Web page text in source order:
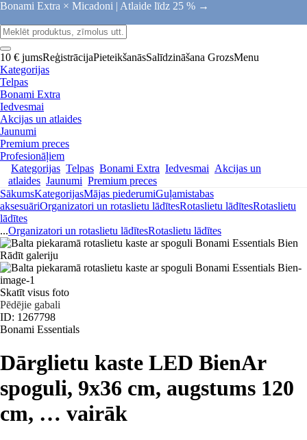
Bonami Extra × Micadoni | Atlaide līdz 25 % →
10 € jumsReģistrācijaPieteikšanāsSalīdzināšana GrozsMenu
Kategorijas
Telpas
Bonami Extra
Iedvesmai
Akcijas un atlaides
Jaunumi
Premium preces
Profesionāļiem
Kategorijas Telpas Bonami Extra Iedvesmai Akcijas un
atlaides Jaunumi Premium preces
SākumsKategorijasMājas piederumiGuļamistabas
aksesuāriOrganizatori un rotaslietu lādītesRotaslietu lādītesRotaslietu
lādītes
...Organizatori un rotaslietu lādītesRotaslietu lādītes
Rādīt galeriju
Skatīt visus foto
Pēdējie gabali
ID: 1267798
Bonami Essentials
Dārglietu kaste LED BienAr
spoguli, 9x36 cm, augstums 120
cm, … vairāk